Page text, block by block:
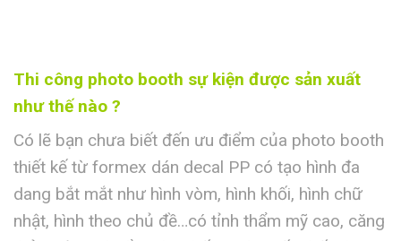
Thi công photo booth sự kiện được sản xuất
như thế nào ?
Có lẽ bạn chưa biết đến ưu điểm của photo booth
thiết kế từ formex dán decal PP có tạo hình đa
dang bắt mắt như hình vòm, hình khối, hình chữ
nhật, hình theo chủ đề…có tỉnh thẩm mỹ cao, căng